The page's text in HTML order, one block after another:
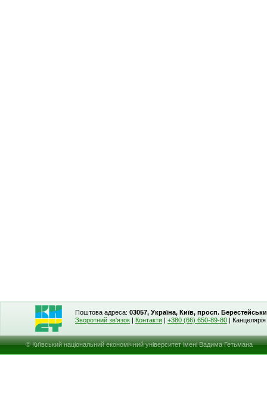
Поштова адреса: 03057, Україна, Київ, просп.
Зворотний зв'язок | Контакти | +380 (66) 650-89-80 | Канцелярія
© Київський національний економічний університет імені Вадима Гетьмана